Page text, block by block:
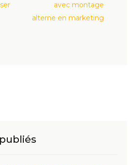
avec montage
alterne en marketing